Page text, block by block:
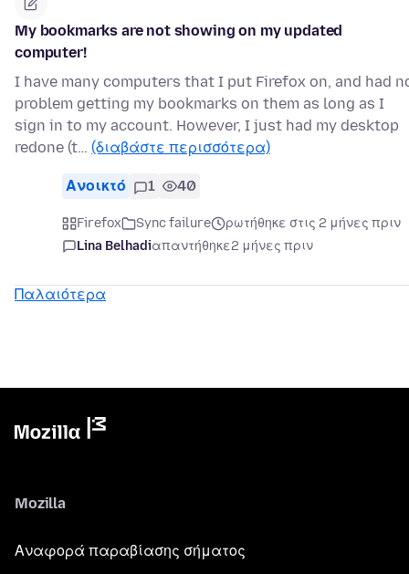
My bookmarks are not showing on my updated
computer!
I have many computers that I put Firefox on, and had
problem getting my bookmarks on them as long as I
sign in to my account. However, I just had my desktop
redone (t… (διαβάστε περισσότερα)
Ανοικτό 1 40
Firefox Sync failure
ρωτήθηκε στις 2 μήνες πριν
Lina Belhadiαπαντήθηκε2 μήνες πριν
Παλαιότερα
Mozilla
Αναφορά παραβίασης σήματος